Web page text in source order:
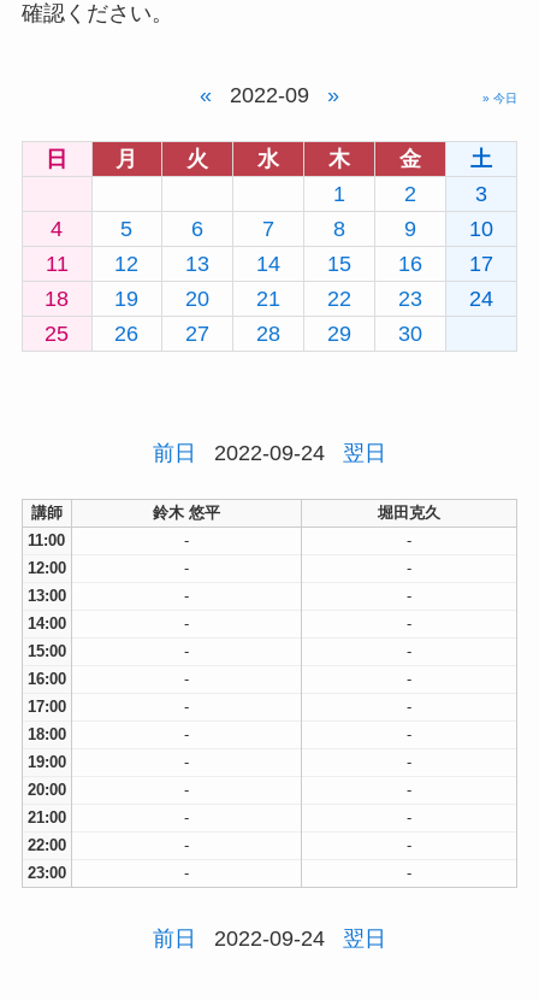
確認ください。
« 2022-09 » » 今日
日 月 火 水 木 金
土
1
2
3
4
5 6 7 8 9
10
11
12 13 14 15 16
17
18
19 20 21 22 23
24
25
26 27 28 29 30
前日 2022-09-24 翌日
講師 鈴木 悠平
堀田克久
11:00
-
-
12:00
-
-
13:00
-
-
14:00
-
-
15:00
-
-
16:00
-
-
17:00
-
-
18:00
-
-
19:00
-
-
20:00
-
-
21:00
-
-
22:00
-
-
23:00
- -
前日 2022-09-24 翌日